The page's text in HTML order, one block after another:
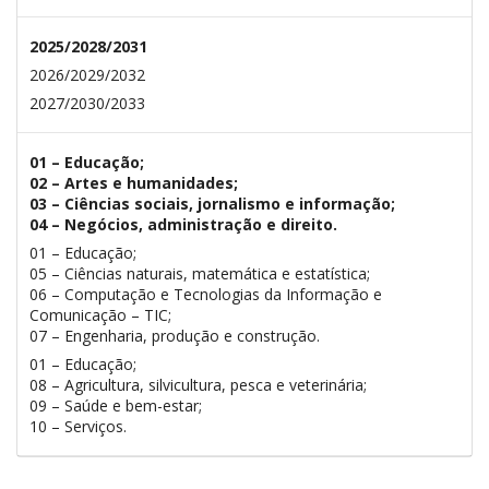
2025/2028/2031
2026/2029/2032
2027/2030/2033
01 – Educação;
02 – Artes e humanidades;
03 – Ciências sociais, jornalismo e informação;
04 – Negócios, administração e direito.
01 – Educação;
05 – Ciências naturais, matemática e estatística;
06 – Computação e Tecnologias da Informação e
Comunicação – TIC;
07 – Engenharia, produção e construção.
01 – Educação;
08 – Agricultura, silvicultura, pesca e veterinária;
09 – Saúde e bem-estar;
10 – Serviços.